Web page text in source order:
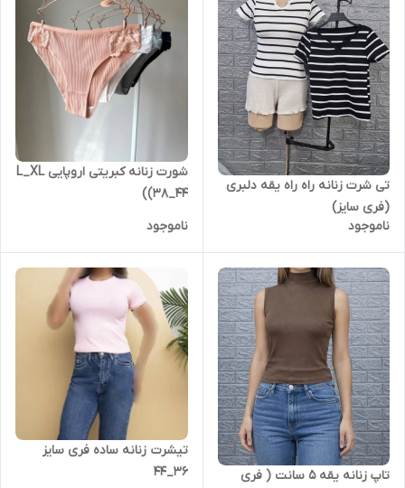
تی شرت زنانه راه راه یقه دلبری
(فری سایز)
ناموجود
شورت زنانه کبریتی اروپایی L_XL
(38_44)
ناموجود
تاپ زنانه یقه ۵ سانت ( فری
تیشرت زنانه ساده فری سایز
۳۶_۴۴